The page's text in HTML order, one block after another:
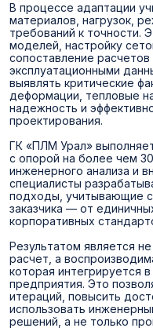
В процессе адаптации
материалов, нагрузок,
требований к точности.
моделей, настройку
сопоставление
эксплуатационными
выявлять критические
деформации, тепловые
надежность и
проектирования.
ГК «ПЛМ Урал»
с опорой на более чем
инженерного анализа и
специалисты
подходы, учитывающие
заказчика — от
корпоративных
Результатом является
расчет, а
которая интегрируется
предприятия. Это
итераций, повысить
использовать
решений, а не только